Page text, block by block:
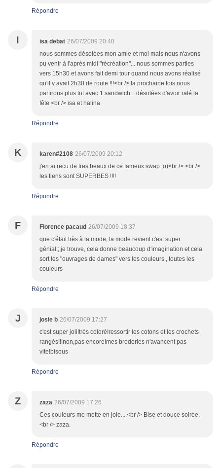
Répondre
I isa debat 26/07/2009 20:40
nous sommes désolées mon amie et moi mais nous n'avons
pu venir à l'après midi "récréation"... nous sommes parties
vers 15h30 et avons fait demi tour quand nous avons réalisé
qu'il y avait 2h30 de route !!!<br /> la prochaine fois nous
partirons plus tot avec 1 sandwich ...désolées d'avoir raté la
fête <br /> isa et halina
Répondre
K karen#2108 26/07/2009 20:12
j'en ai recu de tres beaux de ce fameux swap ;o)<br /> <br />
les tiens sont SUPERBES !!!!
Répondre
F Florence pacaud 26/07/2009 18:37
que c'était très à la mode, la mode revient c'est super
génial;;;je trouve, cela donne beaucoup d'imagination et cela
sort les "ouvrages de dames" vers les couleurs , toutes les
couleurs
Répondre
J josie b 26/07/2009 17:27
c'est super joli!très coloré!ressortir les cotons et les crochets
rangés!!!non,pas encore!mes broderies n'avancent pas
vite!bisous
Répondre
Z zaza 26/07/2009 17:26
Ces couleurs me mette en joie....<br /> Bise et douce soirée.
<br /> zaza.
Répondre